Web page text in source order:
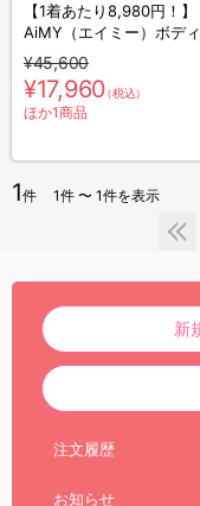
【1着あたり8,980円！】
AiMY（エイミー）ボデ
ナンスウェア リカバース
半ズボン／2着セット／上
ット／リカバリーウェア
¥45,600
¥17,960（税込）
ほか1商品
1件 1件 〜 1件を表示
新
注文履歴
お知らせ